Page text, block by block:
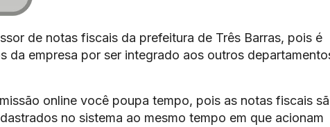
de notas fiscais da prefeitura de Três Barras, pois é
da empresa por ser integrado aos outros
online você poupa tempo, pois as notas fiscais
no sistema ao mesmo tempo em que acionam